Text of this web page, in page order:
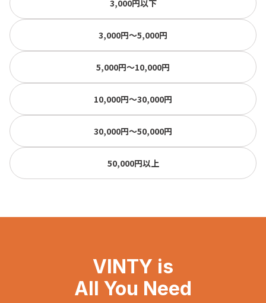
3,000円以下
3,000円〜5,000円
5,000円〜10,000円
10,000円〜30,000円
30,000円〜50,000円
50,000円以上
VINTY is
All You Need